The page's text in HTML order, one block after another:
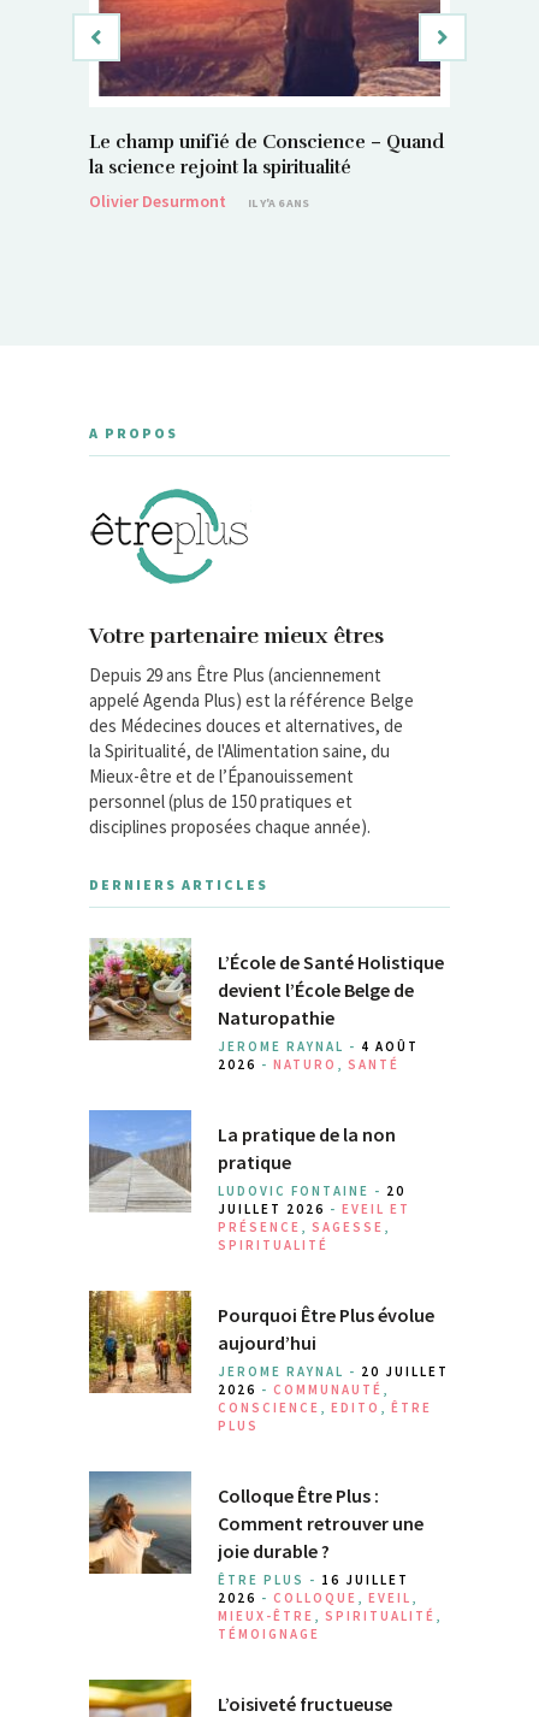
Le champ unifié de Conscience – Quand
la science rejoint la spiritualité
Olivier Desurmont
IL Y'A 6 ANS
A PROPOS
Votre partenaire mieux êtres
Depuis 29 ans Être Plus (anciennement
appelé Agenda Plus) est la référence Belge
des Médecines douces et alternatives, de
la Spiritualité, de l'Alimentation saine, du
Mieux-être et de l’Épanouissement
personnel (plus de 150 pratiques et
disciplines proposées chaque année).
DERNIERS ARTICLES
L’École de Santé Holistique
devient l’École Belge de
Naturopathie
JEROME RAYNAL - 4 AOÛT
2026 - NATURO SANTÉ
La pratique de la non
pratique
LUDOVIC FONTAINE - 20
JUILLET 2026 - EVEIL ET
PRÉSENCE
SAGESSE
SPIRITUALITÉ
Pourquoi Être Plus évolue
aujourd’hui
JEROME RAYNAL - 20 JUILLET
2026 - COMMUNAUTÉ
CONSCIENCE
EDITO
ÊTRE
PLUS
Colloque Être Plus :
Comment retrouver une
joie durable ?
ÊTRE PLUS - 16 JUILLET
2026 - COLLOQUE EVEIL
MIEUX-ÊTRE
SPIRITUALITÉ
TÉMOIGNAGE
L’oisiveté fructueuse